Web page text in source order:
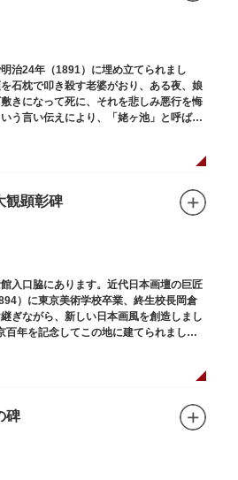
治24年（1891）に埋め立てられまし
石枕で叩き殺す老婆がおり、ある夜、娘
きになって死に、それを悲しみ悪行を悔
う言い伝えにより、「姥ヶ池」と呼ばれ
にあります。
観顕彰碑
入口脇にあります。近代日本画壇の巨匠
）に東京美術学校卒業、終生校長岡倉
ぎながら、新しい日本画風を創造しまし
年を記念してこの地に建てられまし
碑